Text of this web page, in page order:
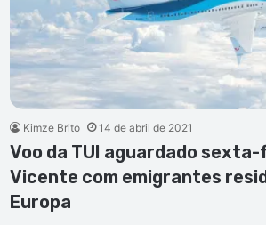
Kimze Brito 14 de abril de 2021
Voo da TUI aguardado sexta-
Vicente com emigrantes
Europa